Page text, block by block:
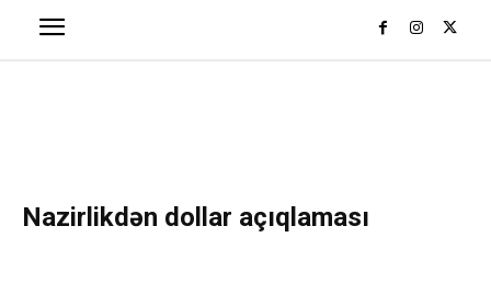
Nazirlikdən dollar açıqlaması